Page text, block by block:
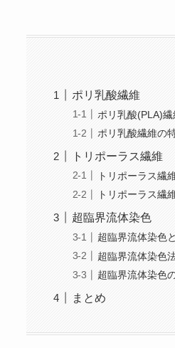
ポリ乳酸繊維
ポリ乳酸(PLA)繊
ポリ乳酸繊維の
トリポーラス繊維
トリポーラス繊
トリポーラス繊
超臨界流体染色
超臨界流体染色
超臨界流体染色
超臨界流体染色
まとめ